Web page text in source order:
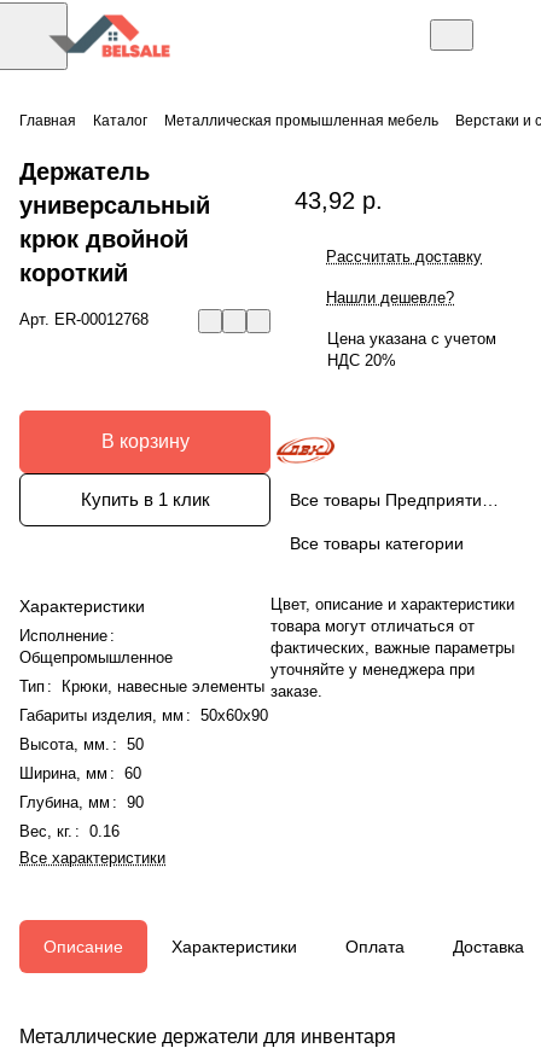
Главная Каталог Металлическая промышленная мебель Верстаки и
Держатель
универсальный
крюк двойной
короткий
Арт. ER-00012768
В корзину
Купить в 1 клик
Характеристики
Исполнение :
Общепромышленное
Тип :
Крюки, навесные элементы
Габариты изделия, мм : 50х60х90
Высота, мм. : 50
Ширина, мм : 60
Глубина, мм : 90
Вес, кг. : 0.16
Все характеристики
43,92 р.
Рассчитать доставку
Нашли дешевле?
Цена указана с учетом
НДС 20%
Все товары категории
Цвет, описание и характеристики
товара могут отличаться от
фактических, важные параметры
уточняйте у менеджера при
заказе.
Описание Характеристики Оплата Доставка
Металлические держатели для инвентаря